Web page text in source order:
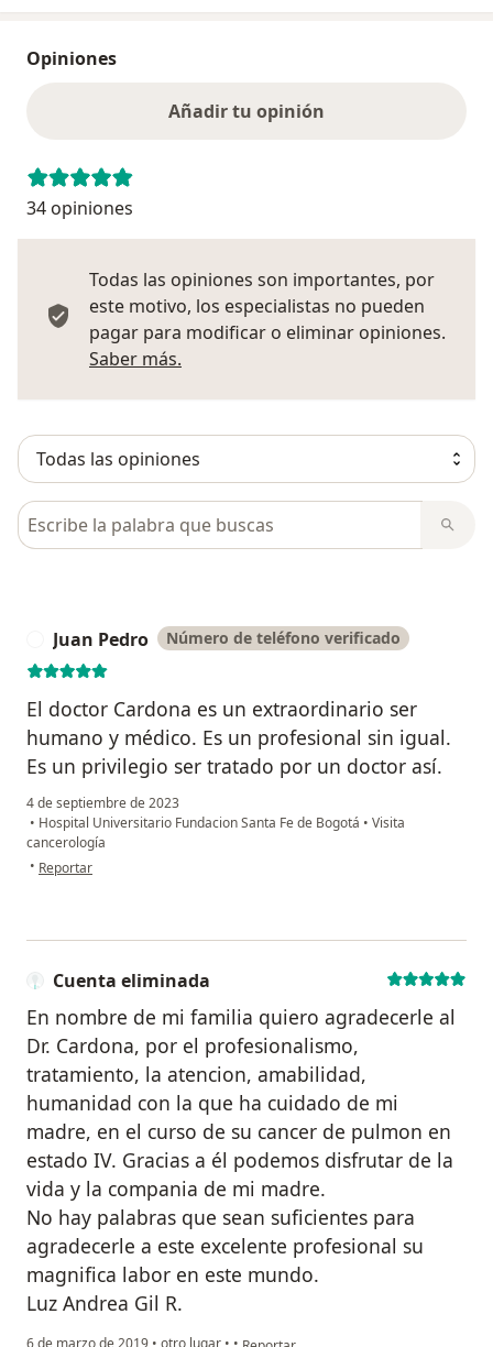
Opiniones
Añadir tu opinión
34 opiniones
Todas las opiniones son importantes, por
este motivo, los especialistas no pueden
pagar para modificar o eliminar opiniones.
Saber más.
Busca en opiniones
Juan Pedro Número de teléfono verificado
El doctor Cardona es un extraordinario ser
humano y médico. Es un profesional sin igual.
Es un privilegio ser tratado por un doctor así.
4 de septiembre de 2023
• Hospital Universitario Fundacion Santa Fe de Bogotá • Visita
cancerología
• en opinión del usuario Juan Pedro
Reportar
Cuenta eliminada
En nombre de mi familia quiero agradecerle al
Dr. Cardona, por el profesionalismo,
tratamiento, la atencion, amabilidad,
humanidad con la que ha cuidado de mi
madre, en el curso de su cancer de pulmon en
estado IV. Gracias a él podemos disfrutar de la
vida y la compania de mi madre.
No hay palabras que sean suficientes para
agradecerle a este excelente profesional su
magnifica labor en este mundo.
Luz Andrea Gil R.
6 de marzo de 2019 • otro lugar • • en opinión del usuario Cuenta eliminada